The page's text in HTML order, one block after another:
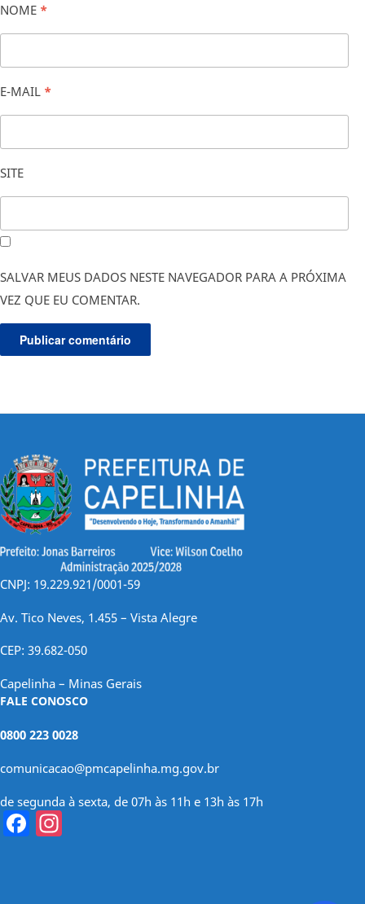
NOME *
E-MAIL *
SITE
SALVAR MEUS DADOS NESTE NAVEGADOR PARA A PRÓXIMA
VEZ QUE EU COMENTAR.
CNPJ: 19.229.921/0001-59
Av. Tico Neves, 1.455 – Vista Alegre
CEP: 39.682-050
Capelinha – Minas Gerais
FALE CONOSCO
0800 223 0028
comunicacao@pmcapelinha.mg.gov.br
de segunda à sexta, de 07h às 11h e 13h às 17h
Facebook